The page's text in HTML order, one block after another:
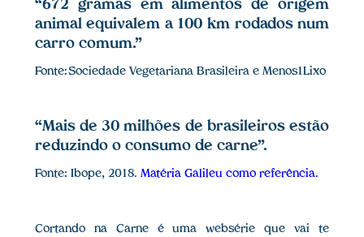
“672 gramas em alimentos de origem
animal equivalem a 100 km rodados num
carro comum.”
Fonte: Sociedade Vegetariana Brasileira e Menos1Lixo
“Mais de 30 milhões de brasileiros estão
reduzindo o consumo de carne”.
Fonte: Ibope, 2018. Matéria Galileu como referência.
Cortando na Carne é uma websérie que vai te